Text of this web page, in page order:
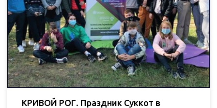
КРИВОЙ РОГ. Праздник Суккот в